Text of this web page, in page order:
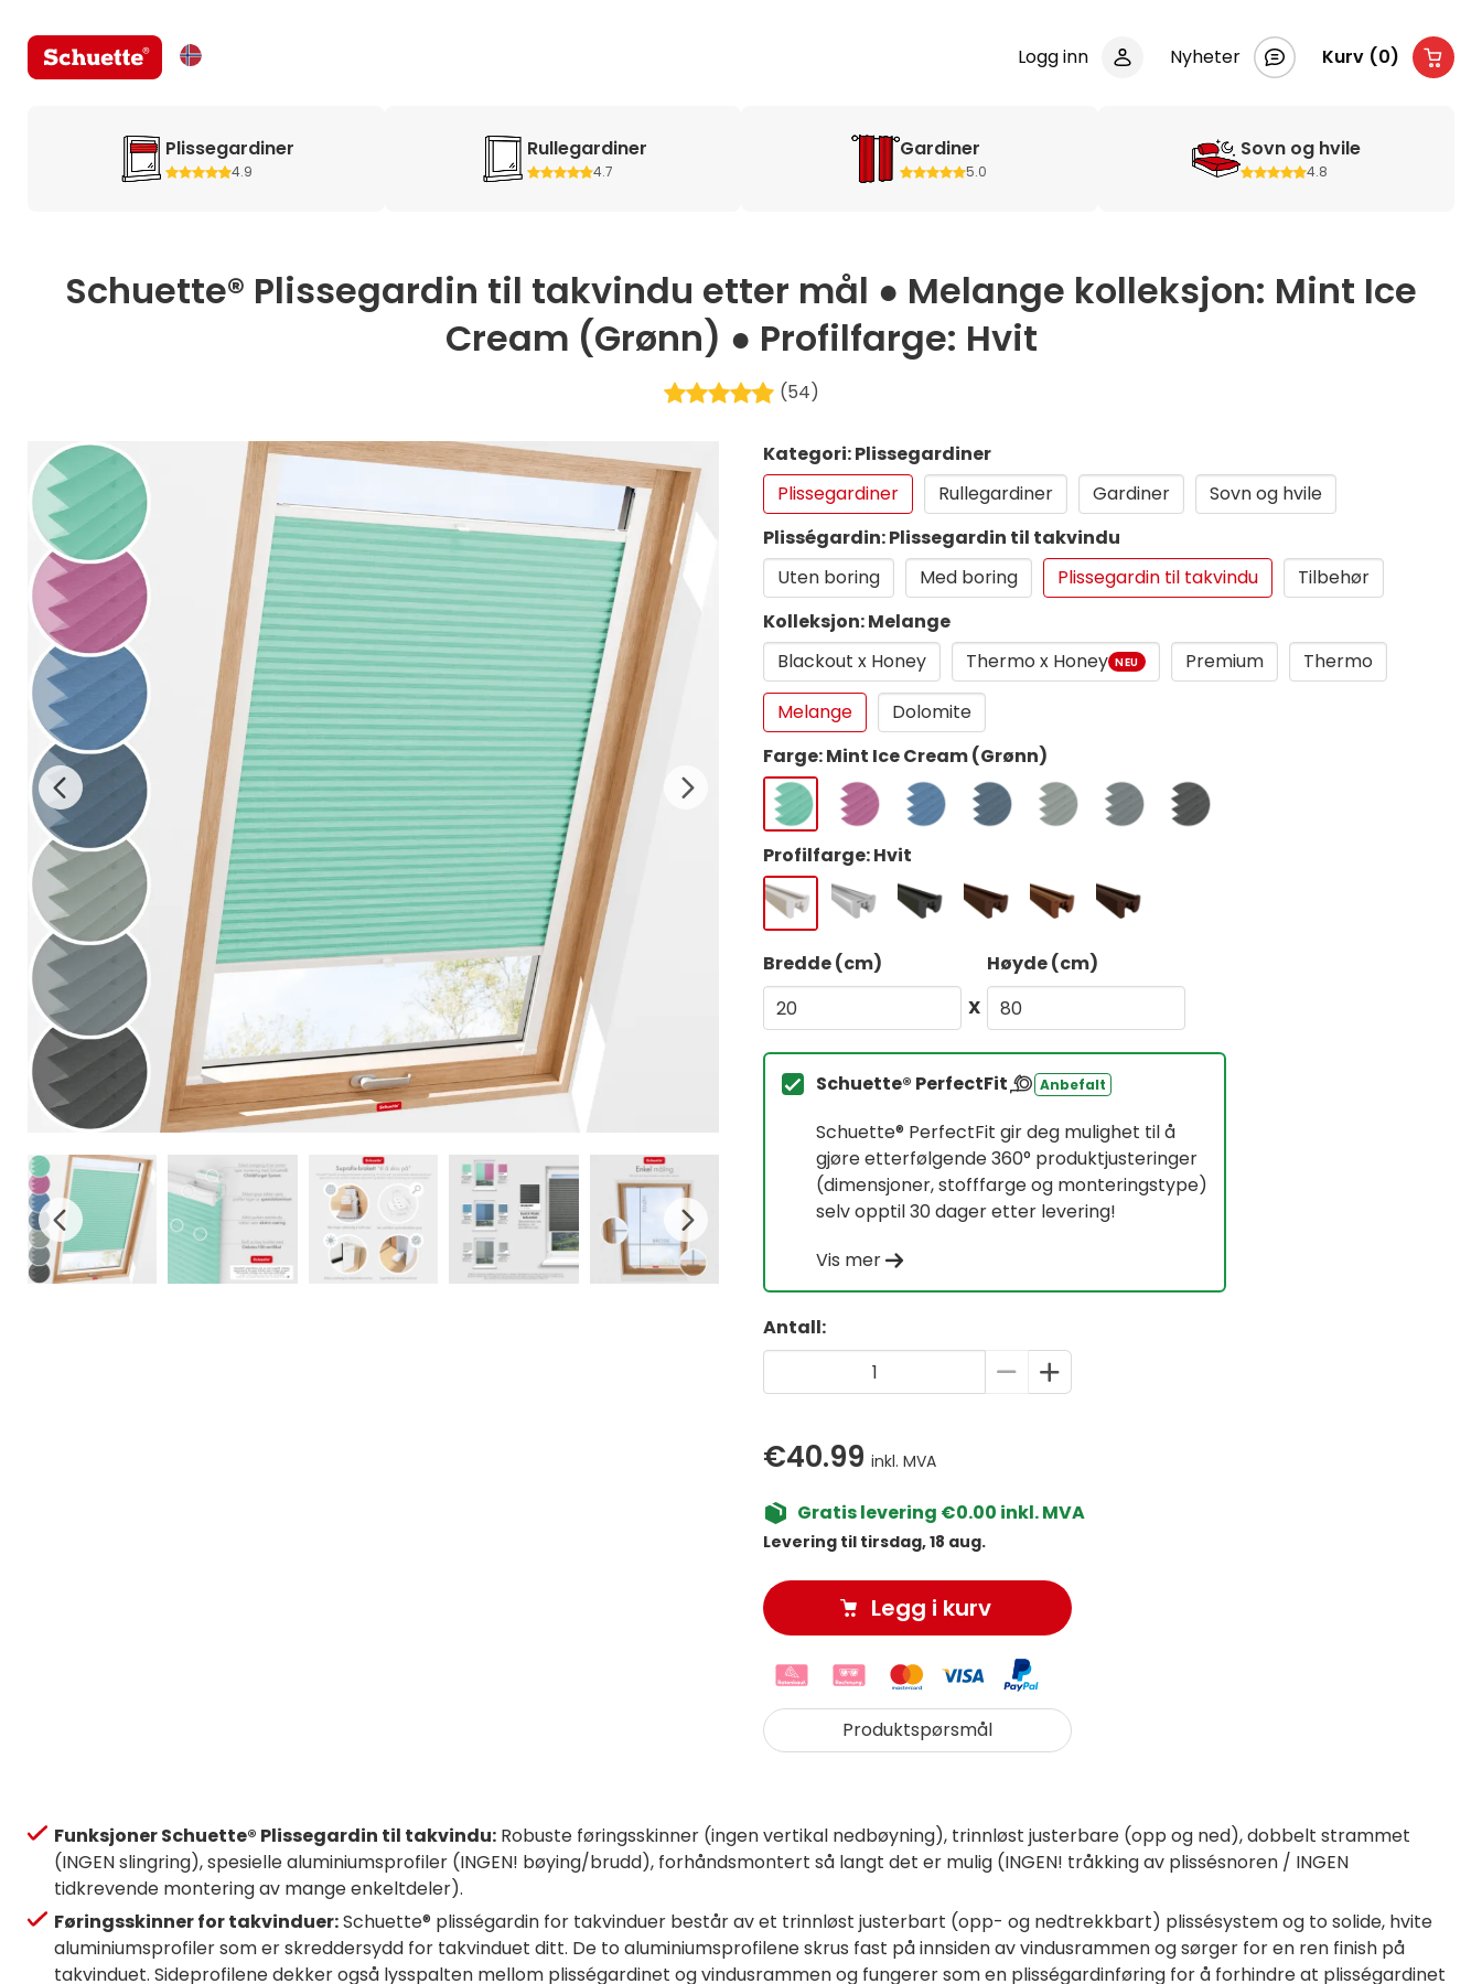
Logg inn Nyheter Kurv (0)
Plissegardiner
4.9
Rullegardiner
4.7
Gardiner
5.0
Sovn og hvile
4.8
Schuette® Plissegardin til takvindu etter mål ● Melange kolleksjon: Mint Ice
Cream (Grønn) ● Profilfarge: Hvit
(54)
Kategori: Plissegardiner
Plissegardiner
Rullegardiner Gardiner
Sovn og hvile
Plisségardin: Plissegardin til takvindu
Uten boring
Med boring Plissegardin til takvindu
Tilbehør
Kolleksjon: Melange
Blackout x Honey
Thermo x Honey NEU Premium
Thermo
Melange
Dolomite
Farge: Mint Ice Cream (Grønn)
Profilfarge: Hvit
Bredde (cm)
X
Høyde (cm)
Schuette® PerfectFit Anbefalt
Schuette® PerfectFit gir deg mulighet til å
gjøre etterfølgende 360° produktjusteringer
(dimensjoner, stofffarge og monteringstype)
selv opptil 30 dager etter levering!
Vis mer
Antall:
€40.99 inkl. MVA
Gratis levering €0.00 inkl. MVA
Levering til tirsdag, 18 aug.
Legg i kurv
Produktspørsmål
Funksjoner Schuette® Plissegardin til takvindu: Robuste føringsskinner (ingen vertikal nedbøyning), trinnløst justerbare (opp og ned), dobbelt strammet
(INGEN slingring), spesielle aluminiumsprofiler (INGEN! bøying/brudd), forhåndsmontert så langt det er mulig (INGEN! tråkking av plissésnoren / INGEN
tidkrevende montering av mange enkeltdeler).
Føringsskinner for takvinduer:Schuette® plisségardin for takvinduer består av et trinnløst justerbart (opp- og nedtrekkbart) plissésystem og to solide, hvite
aluminiumsprofiler som er skreddersydd for takvinduet ditt. De to aluminiumsprofilene skrus fast på innsiden av vindusrammen og sørger for en ren finish på
takvinduet. Sideprofilene dekker også lysspalten mellom plisségardinet og vindusrammen og fungerer som en plisségardinføring for å forhindre at plisségardinet